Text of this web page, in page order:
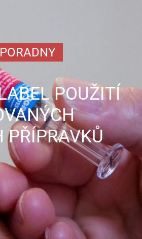
POUŽITÍ
PŘÍPRAVKŮ